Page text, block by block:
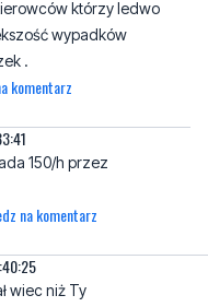
komentarz
150/h przez
na komentarz
wiec niż Ty
17:05:13